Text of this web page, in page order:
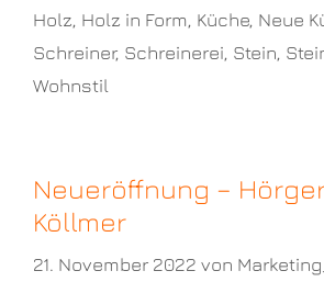
Holz, Holz in Form, Küche, Neue
Schreiner, Schreinerei, Stein,
Wohnstil
Neueröffnung –
Köllmer
21. November 2022 von